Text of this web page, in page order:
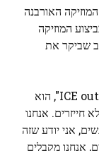
האורבנה
המוזיקה
שביקר את
"לפני שאני אומר תודה לאלוהים, אני צריך להגיד ICE out", הוא
חייזרים. אנחנו
אני יודע שזה
אנחנו מקבלים